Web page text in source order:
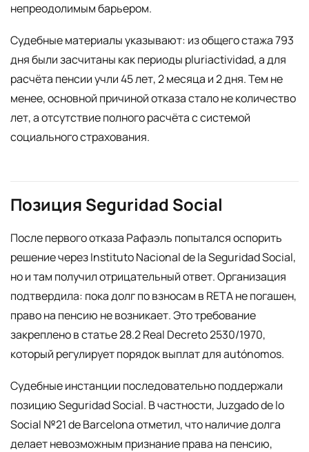
непреодолимым барьером.
Судебные материалы указывают: из общего стажа 793
дня были засчитаны как периоды pluriactividad, а для
расчёта пенсии учли 45 лет, 2 месяца и 2 дня. Тем не
менее, основной причиной отказа стало не количество
лет, а отсутствие полного расчёта с системой
социального страхования.
Позиция Seguridad Social
После первого отказа Рафаэль попытался оспорить
решение через Instituto Nacional de la Seguridad Social,
но и там получил отрицательный ответ. Организация
подтвердила: пока долг по взносам в RETA не погашен,
право на пенсию не возникает. Это требование
закреплено в статье 28.2 Real Decreto 2530/1970,
который регулирует порядок выплат для autónomos.
Судебные инстанции последовательно поддержали
позицию Seguridad Social. В частности, Juzgado de lo
Social №21 de Barcelona отметил, что наличие долга
делает невозможным признание права на пенсию,